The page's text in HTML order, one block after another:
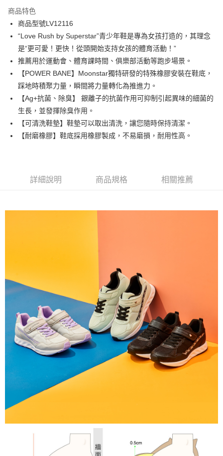
合作金庫商業銀行
華南商業銀行
上海商業儲蓄銀行
台北富邦商業銀行
國泰世華商業銀行
兆豐國際商業銀行
臺灣中小企業銀行
台中商業銀行
華泰商業銀行
聯邦商業銀行
遠東國際商業銀行
元大商業銀行
永豐商業銀行
玉山商業銀行
星展（台灣）商業銀行
台新國際商業銀行
台灣樂天信用卡公司
6 期 0 利率 每期
彰化商業銀行
上海商業儲蓄銀行
台北富邦商業銀行
國泰世華商業銀行
兆豐國際商業銀行
臺灣中小企業銀行
台中商業銀行
匯豐（台灣）商業銀行
華泰商業銀行
聯邦商業銀行
遠東國際商業銀行
元大商業銀行
永豐商業銀行
玉山商業銀行
台新國際商業銀行
中國信託商業銀行
台灣樂天信用卡公司
12 期 0 利率 每期
合作金庫商業銀行
第一商業銀行
上海商業儲蓄銀行
台北富邦商業銀行
國泰世華商業銀行
兆豐國際商業銀行
臺灣中小企業銀行
台中商業銀行
匯豐（台灣）商業銀行
華泰商業銀行
聯邦商業銀行
元大商業銀行
永豐商業銀行
玉山商業銀行
星展（台灣）商業銀行
台新國際商業銀行
中國信託商業銀行
LINE Pay
Apple Pay
街口支付
悠遊付
Google Pay
全盈+PAY
【關於「AFTEE先享後付」】
１．簡單：不需註冊會員、不需綁卡、不需儲值。
２．訂單成立數日內，您將收到繳費通知簡訊。
３．收到繳費通知簡訊後14天內，點擊此簡訊中的連結，可透過四大超商／
ATM／網路銀行／等多元方式進行付款，方視為交易完成。
※ 請注意：結帳手續完成當下不需立刻繳費，但若您需要取消訂單，請聯絡
購買商品的店家。未經商家同意取消之訂單仍視為有效，需透過AFTEE先享
後付繳納相關費用。
※ 交易是否成功請以「AFTEE先享後付 」之結帳頁面顯示為準，若有關於
是否繳費成功／繳費後需取消欲退款等相關疑問，請聯繫「AFTEE先享後付
客戶支援中心」https://netprotections.freshdesk.com/support/home
１．透過由恩沛科技股份有限公司提供之「AFTEE先享後付」服務完成之交
易，需依本服務之必要範圍內提供個人資料，並將交易相關給付款項請求債
權轉讓予恩沛科技股份有限公司。
２．關於個人資料處理事宜，請瀏覽以下網址：
https://aftee.tw/terms/#terms3
「AFTEE先享後付」，若未經同意申辦者引起之損失，本公司不負相關責
４．使用「AFTEE先享後付」時，將依據個別帳號之用戶狀況，依本公司即
時審查核予不同之上限額度；若仍有額度不足之情形，本公司將視審查結果
每筆NT$80，滿NT$1,000(含以上)免運費
7-11取貨
每筆NT$80，滿NT$1,000(含以上)免運費
宅配
每筆NT$80，滿NT$1,000(含以上)免運費
商品特色
商品型號LV12116
“Love Rush by Superstar”青少年鞋是專為女孩打造的，其理念
是“更可愛！更快！從頭開始支持女孩的體育活動！”
推薦用於運動會、體育課時間、俱樂部活動等跑步場景。
【POWER BANE】Moonstar獨特研發的特殊橡膠安裝在鞋底，
踩地時積聚力量，瞬間將力量轉化為推進力。
【Ag+抗菌、除臭】 銀離子的抗菌作用可抑制引起異味的細菌的
生長，並發揮除臭作用。
【可清洗鞋墊】鞋墊可以取出清洗，讓您隨時保持清潔。
【耐磨橡膠】鞋底採用橡膠製成，不易磨損，耐用性高。
詳細說明 商品規格 相關推薦